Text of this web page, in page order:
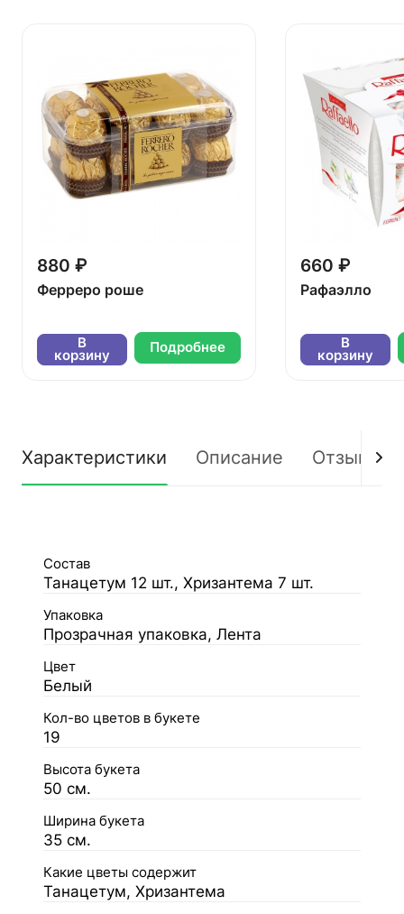
880 ₽
Ферреро роше
В
корзину Подробнее
660 ₽
Рафаэлло
В
корзину
Характеристики Описание Отзывы
Состав
Танацетум 12 шт., Хризантема 7 шт.
Упаковка
Прозрачная упаковка, Лента
Цвет
Белый
Кол-во цветов в букете
19
Высота букета
50 см.
Ширина букета
35 см.
Какие цветы содержит
Танацетум, Хризантема